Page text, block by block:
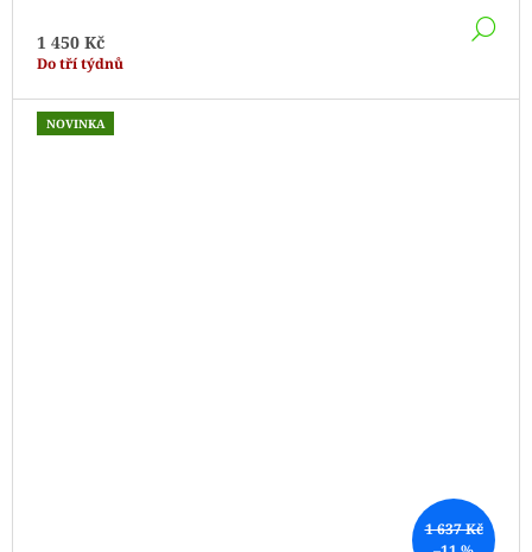
1 450 Kč
Do tří týdnů
1 637 Kč
NOVINKA